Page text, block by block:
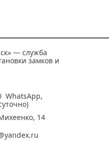
— служба
замков и
WhatsApp,
14